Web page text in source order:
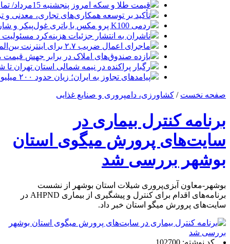
قیمت طلا و سکه امروز پنجشنبه 15مرداد/ تمام قیمت ها بر مدار افزایش + جدول
تأکید بر توسعه همکاری‌های تجاری، معدنی و
ردمی K100 پرو مکس با باتری غول‌پیکر و شارژ بی‌سیم روانه بازار می‌شود
ناشران به انتشار جزئیات هزینه‌کرد
ماجرای اعمال ضریب ۲.۷ برای اینترنت بین‌الملل چیست؟
بازده صندوق‌های املاک در برابر جهش
رگبار پراکنده در نیمه شمالی استان تهران تا
پیامدهای تجاوز به ایران؛ زیان حدود ۲۰۰ میلیون یورویی شرکت هواپیمایی مجارستان
صفحه نخست / کشاورزی، دامپروری و صنایع غذایی
برنامه کنترل بیماری در
سایت‌های پرورش میگوی استان
بوشهر بررسی شد
بوشهر-معاون آبزی‌پروری شیلات استان بوشهر از نشست
برنامه‌های اقدام برای کنترل و پیشگیری از بیماری AHPND در
سایت‌های پرورش میگو استان خبر داد.